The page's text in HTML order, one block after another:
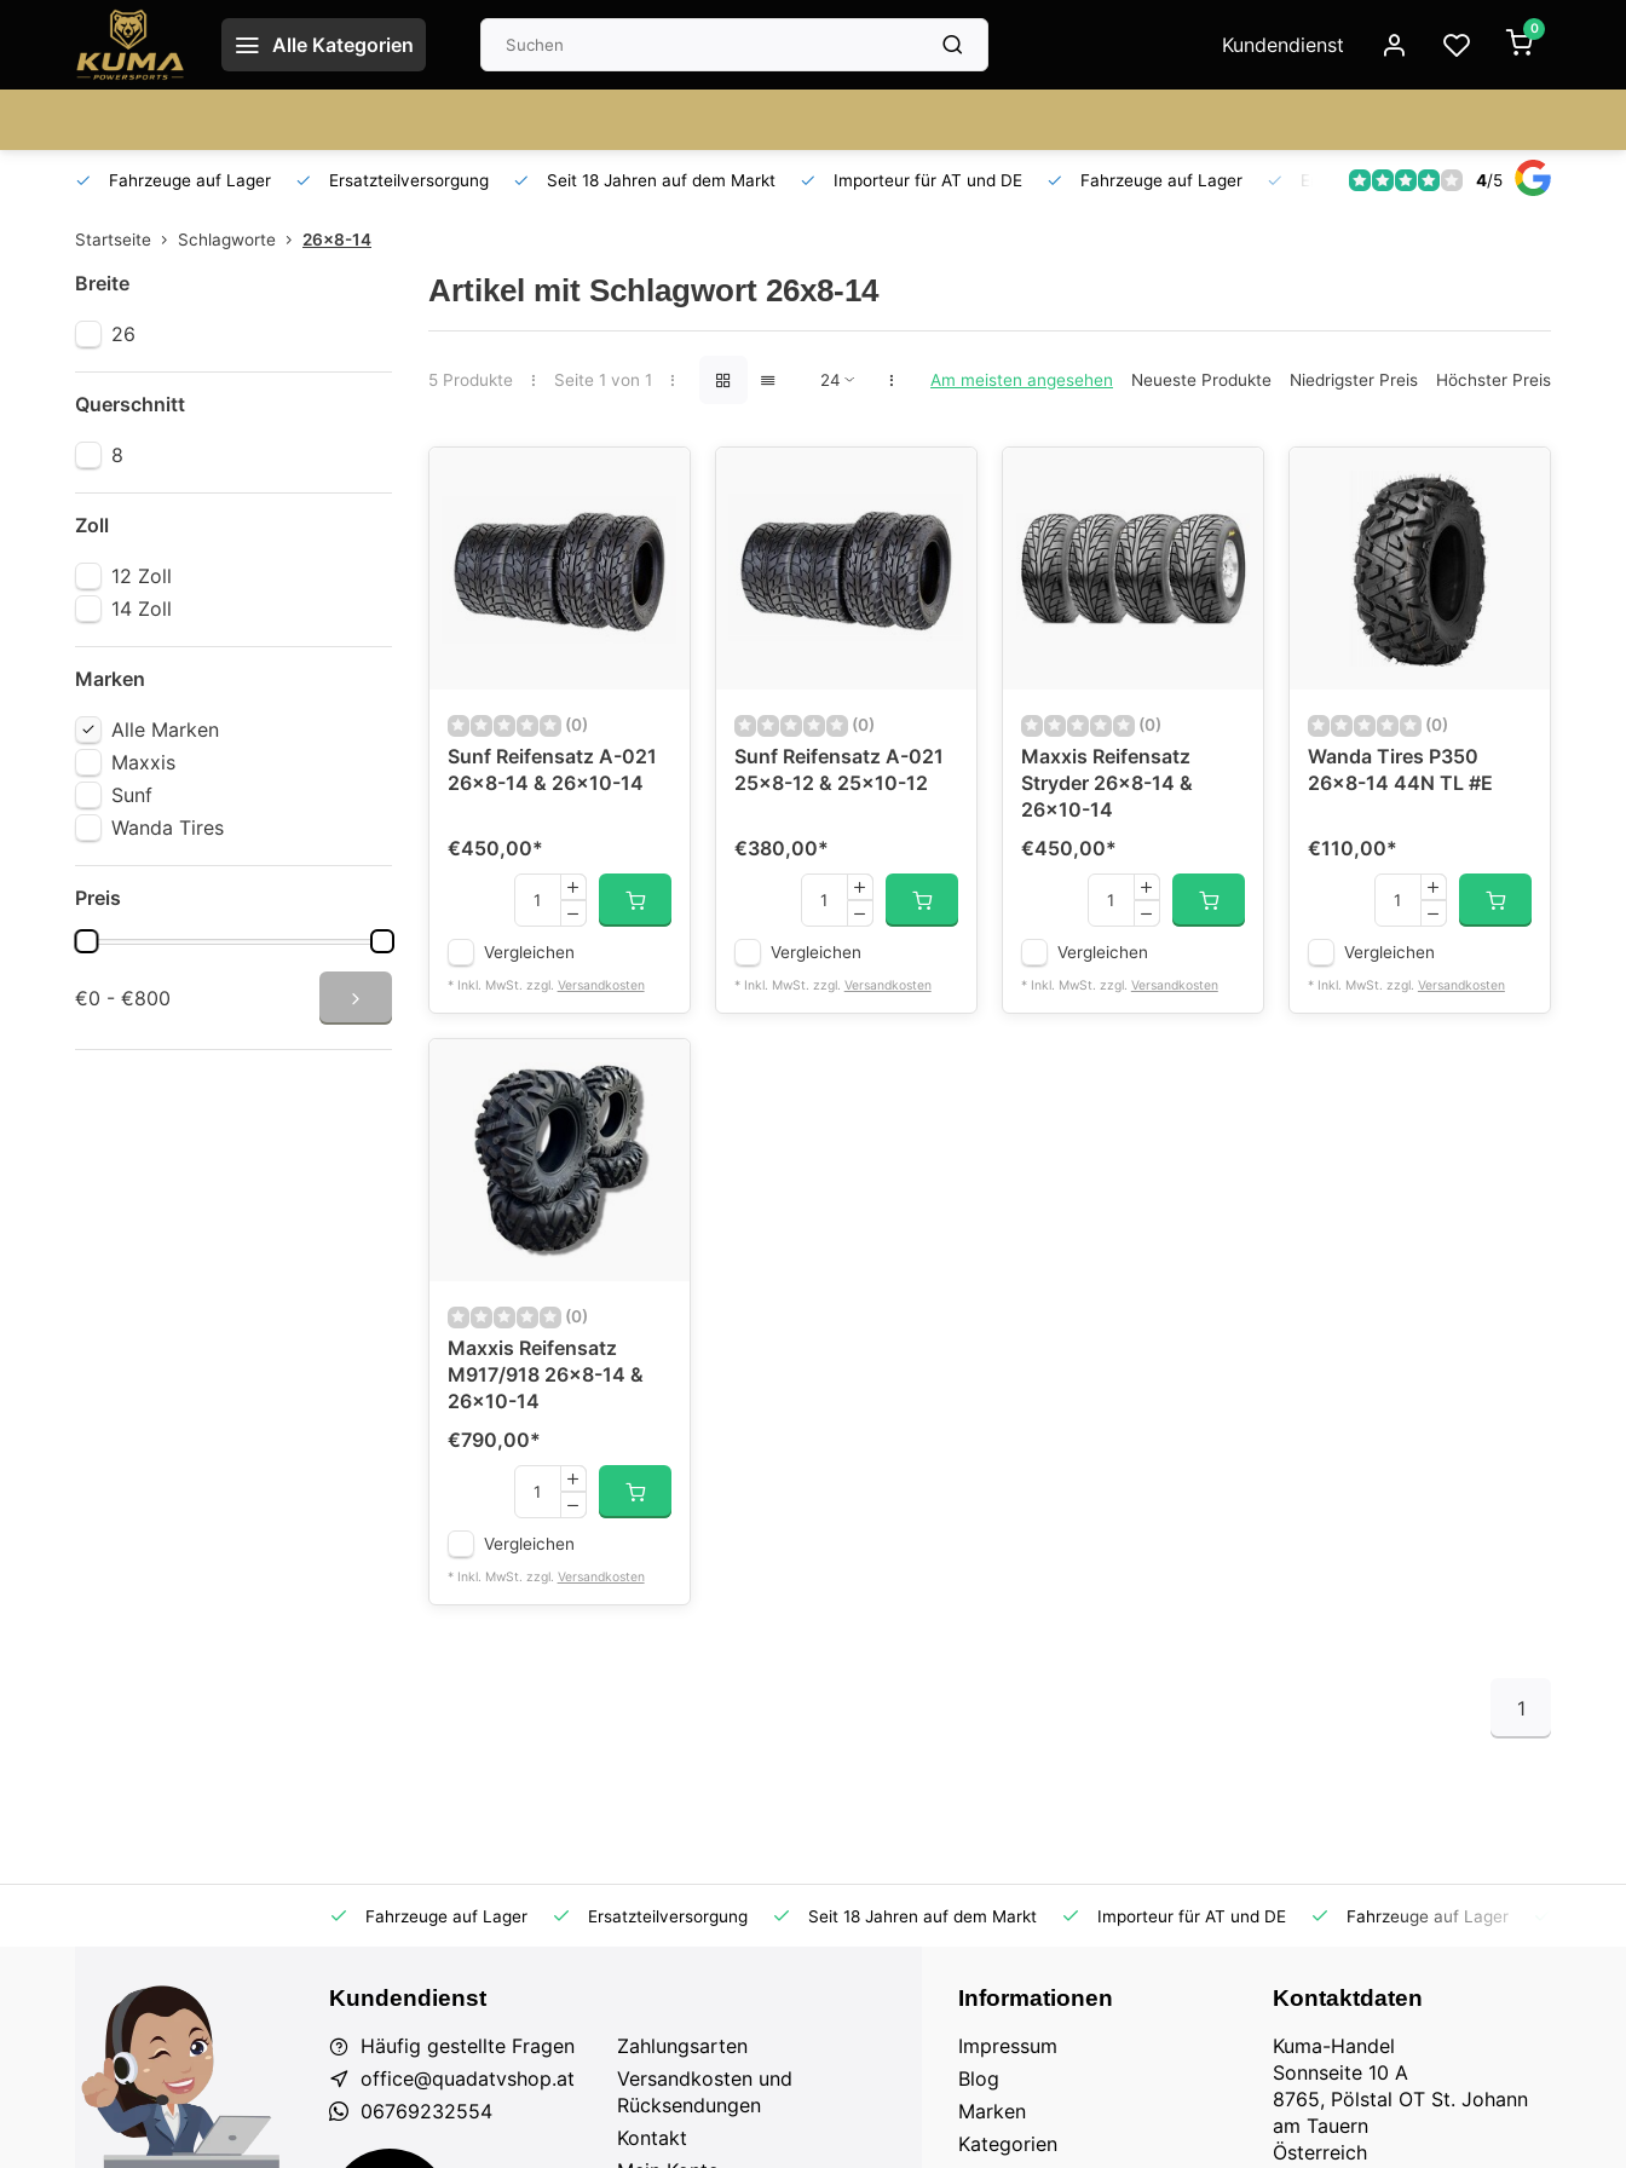
Alle Kategorien Kundendienst
0
Fahrzeuge auf Lager Ersatzteilversorgung Seit 18 Jahren auf dem Markt Importeur für AT und DE Fahrzeuge auf Lager Ersatzteilversorgung Seit 18
4/5
Startseite Schlagworte 26x8-14
Breite
26
Querschnitt
8
Zoll
12 Zoll
14 Zoll
Marken
Alle Marken
Maxxis
Sunf
Wanda Tires
Preis
€0 - €800
Artikel mit Schlagwort 26x8-14
5 Produkte Seite 1 von 1 Am meisten angesehen Neueste Produkte Niedrigster Preis Höchster Preis
(0)
Sunf Reifensatz A-021
26x8-14 & 26x10-14
€450,00*
Vergleichen
* Inkl. MwSt. zzgl. Versandkosten
(0)
Sunf Reifensatz A-021
25x8-12 & 25x10-12
€380,00*
Vergleichen
* Inkl. MwSt. zzgl. Versandkosten
(0)
Maxxis Reifensatz
Stryder 26x8-14 &
26x10-14
€450,00*
Vergleichen
* Inkl. MwSt. zzgl. Versandkosten
(0)
Wanda Tires P350
26x8-14 44N TL #E
€110,00*
Vergleichen
* Inkl. MwSt. zzgl. Versandkosten
(0)
Maxxis Reifensatz
M917/918 26x8-14 &
26x10-14
€790,00*
Vergleichen
* Inkl. MwSt. zzgl. Versandkosten
1
Fahrzeuge auf Lager Ersatzteilversorgung Seit 18 Jahren auf dem Markt Importeur für AT und DE Fahrzeuge auf Lager
Kundendienst
Häufig gestellte Fragen
office@quadatvshop.at
06769232554
Zahlungsarten
Versandkosten und
Rücksendungen
Kontakt
Informationen
Impressum
Blog
Marken
Kategorien
Kontaktdaten
Kuma-Handel
Sonnseite 10 A
8765, Pölstal OT St. Johann
am Tauern
Österreich